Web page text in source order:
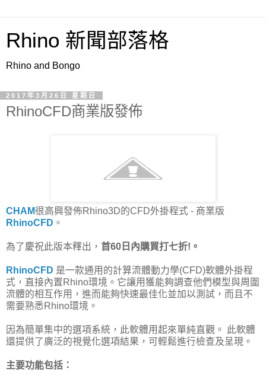
Rhino 新聞部落格
Rhino and Bongo
2017年3月26日 星期日
RhinoCFD商業版發佈
CHAM很高興發佈Rhino3D的CFD外掛程式 - 商業版
RhinoCFD 。
為了慶祝此版本釋出， 首60日內購買打七折!。
RhinoCFD 是一款通用的計算流體動力學(CFD)軟體外掛程
式，直接內置Rhino環境。它讓用獲能夠調查他們模型與周圍
流體的相互作用，進而能夠快速最佳化並加以測試，而且不
需要熟悉Rhino環境。
因為簡單集中的選項系統，此軟體用起來單純直觀。 此軟體
還提供了廣泛的視覺化選項結果，可輕鬆進行檢查及呈現。
主要功能包括：